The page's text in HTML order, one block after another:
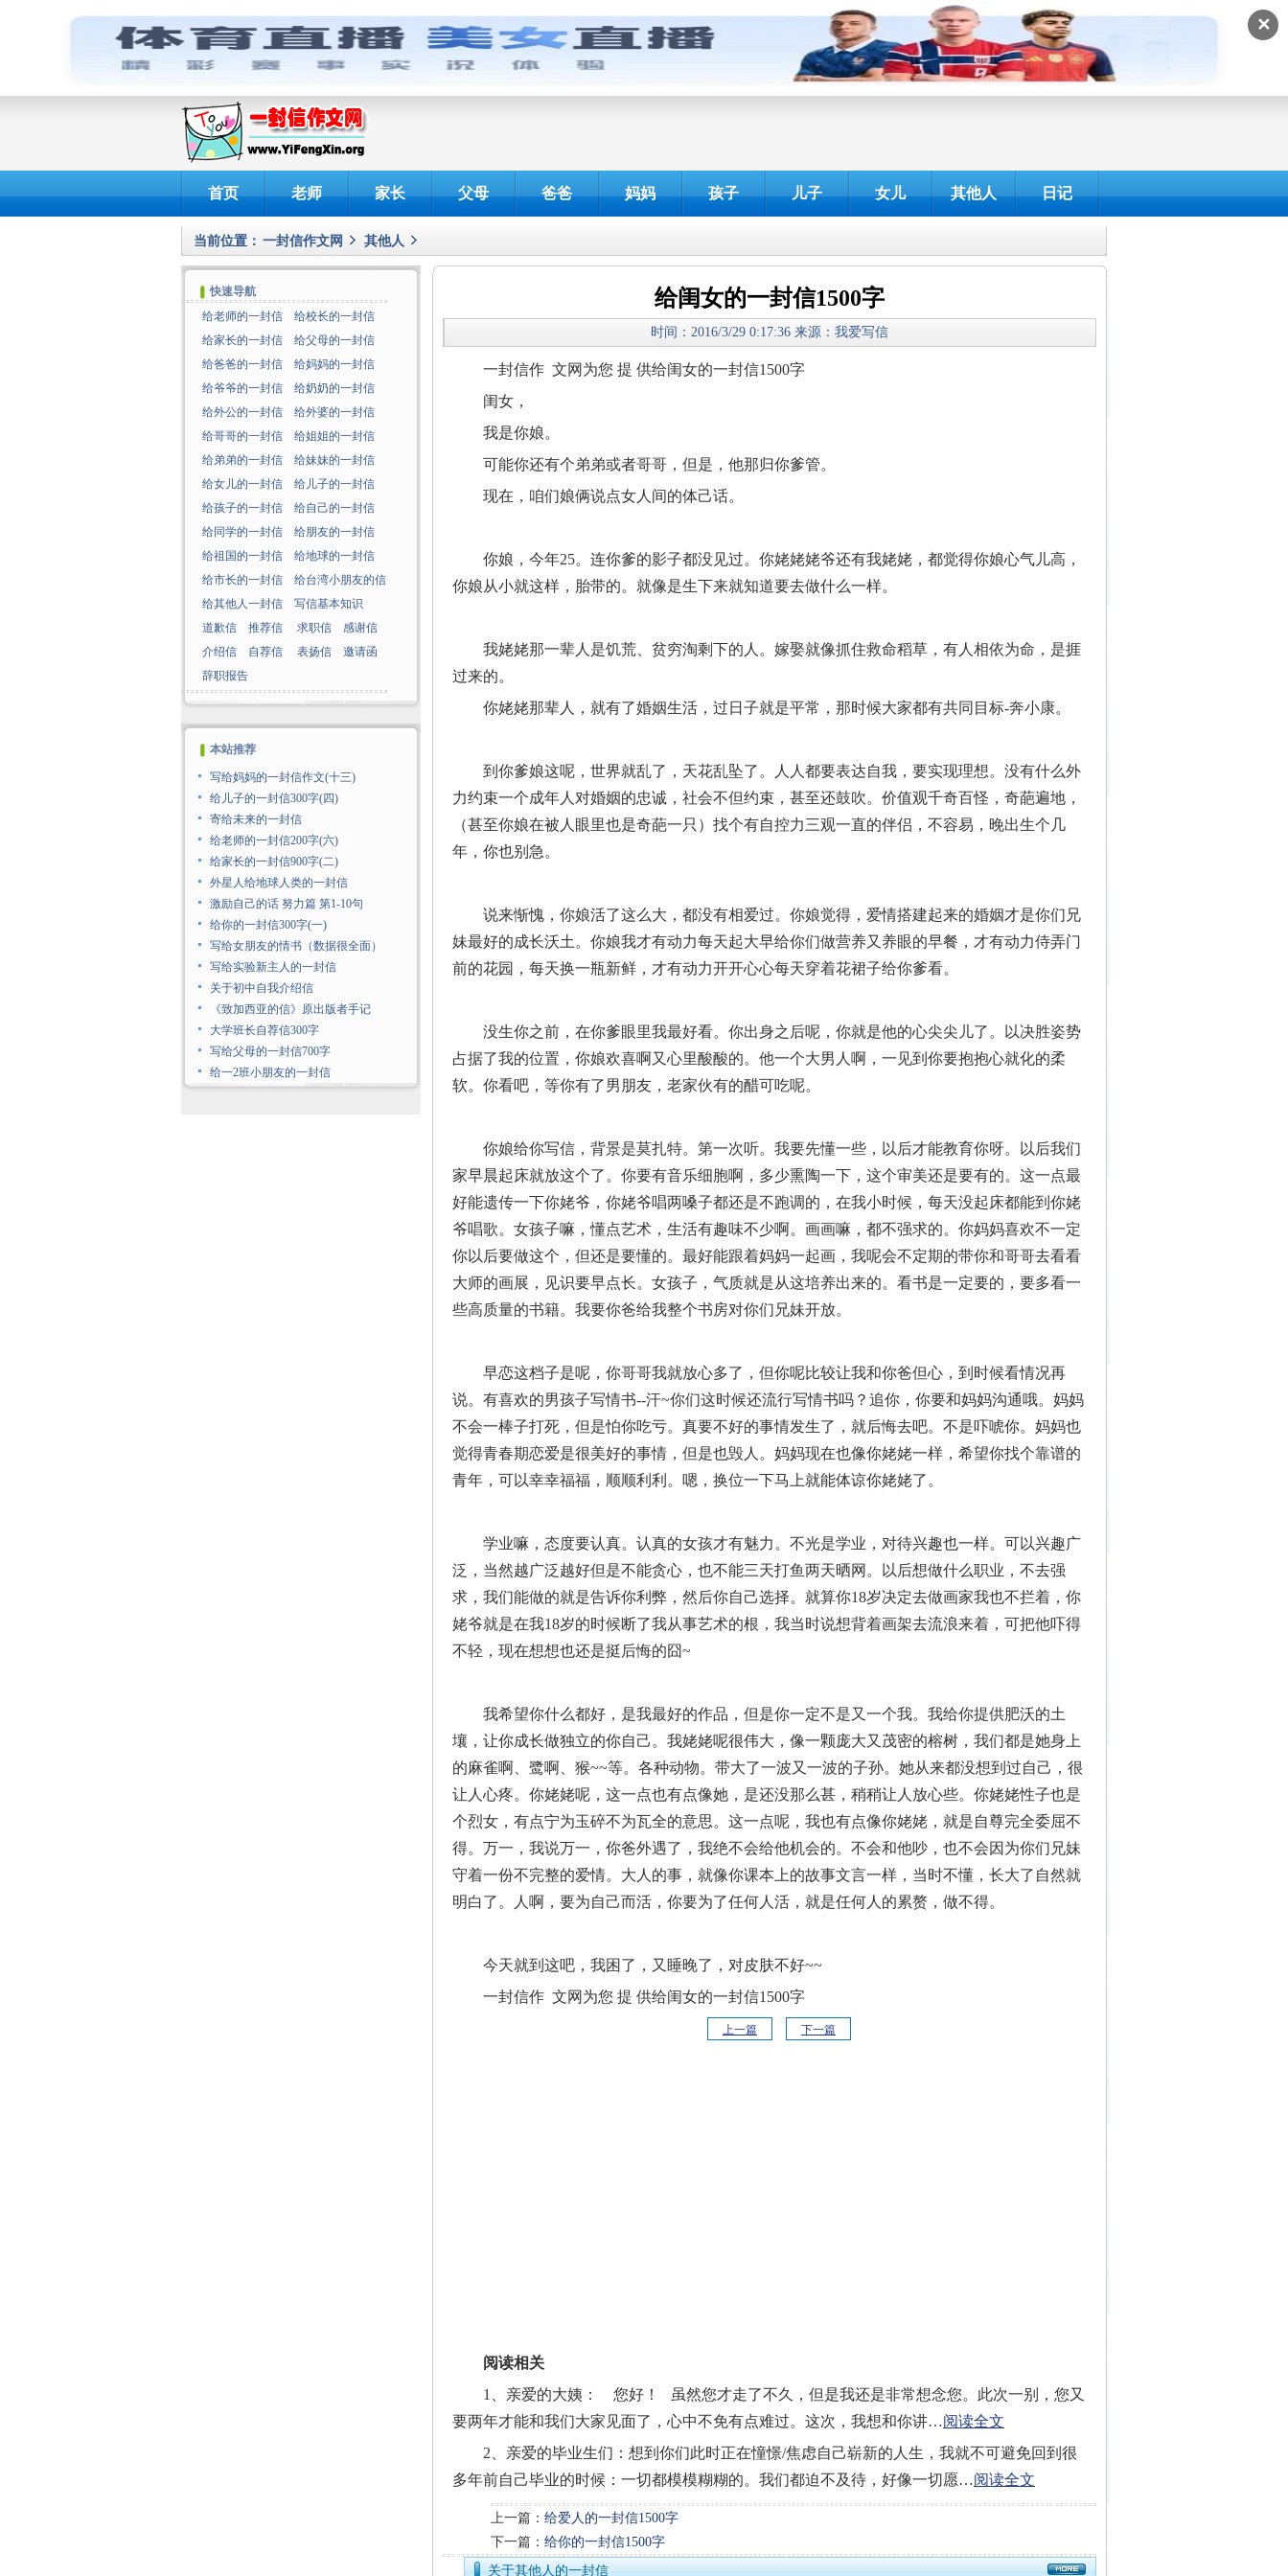
✕
首页 老师 家长 父母 爸爸 妈妈 孩子 儿子 女儿 其他人 日记
当前位置： 一封信作文网 其他人
给闺女的一封信1500字
时间：2016/3/29 0:17:36 来源：我爱写信
一封信作 文网为您 提 供给闺女的一封信1500字
闺女，
我是你娘。
可能你还有个弟弟或者哥哥，但是，他那归你爹管。
现在，咱们娘俩说点女人间的体己话。
你娘，今年25。连你爹的影子都没见过。你姥姥姥爷还有我姥姥，都觉得你娘心气儿高，
你娘从小就这样，胎带的。就像是生下来就知道要去做什么一样。
我姥姥那一辈人是饥荒、贫穷淘剩下的人。嫁娶就像抓住救命稻草，有人相依为命，是捱
过来的。
你姥姥那辈人，就有了婚姻生活，过日子就是平常，那时候大家都有共同目标-奔小康。
到你爹娘这呢，世界就乱了，天花乱坠了。人人都要表达自我，要实现理想。没有什么外
力约束一个成年人对婚姻的忠诚，社会不但约束，甚至还鼓吹。价值观千奇百怪，奇葩遍地，
（甚至你娘在被人眼里也是奇葩一只）找个有自控力三观一直的伴侣，不容易，晚出生个几
年，你也别急。
说来惭愧，你娘活了这么大，都没有相爱过。你娘觉得，爱情搭建起来的婚姻才是你们兄
妹最好的成长沃土。你娘我才有动力每天起大早给你们做营养又养眼的早餐，才有动力侍弄门
前的花园，每天换一瓶新鲜，才有动力开开心心每天穿着花裙子给你爹看。
没生你之前，在你爹眼里我最好看。你出身之后呢，你就是他的心尖尖儿了。以决胜姿势
占据了我的位置，你娘欢喜啊又心里酸酸的。他一个大男人啊，一见到你要抱抱心就化的柔
软。你看吧，等你有了男朋友，老家伙有的醋可吃呢。
你娘给你写信，背景是莫扎特。第一次听。我要先懂一些，以后才能教育你呀。以后我们
家早晨起床就放这个了。你要有音乐细胞啊，多少熏陶一下，这个审美还是要有的。这一点最
好能遗传一下你姥爷，你姥爷唱两嗓子都还是不跑调的，在我小时候，每天没起床都能到你姥
爷唱歌。女孩子嘛，懂点艺术，生活有趣味不少啊。画画嘛，都不强求的。你妈妈喜欢不一定
你以后要做这个，但还是要懂的。最好能跟着妈妈一起画，我呢会不定期的带你和哥哥去看看
大师的画展，见识要早点长。女孩子，气质就是从这培养出来的。看书是一定要的，要多看一
些高质量的书籍。我要你爸给我整个书房对你们兄妹开放。
早恋这档子是呢，你哥哥我就放心多了，但你呢比较让我和你爸但心，到时候看情况再
说。有喜欢的男孩子写情书--汗~你们这时候还流行写情书吗？追你，你要和妈妈沟通哦。妈妈
不会一棒子打死，但是怕你吃亏。真要不好的事情发生了，就后悔去吧。不是吓唬你。妈妈也
觉得青春期恋爱是很美好的事情，但是也毁人。妈妈现在也像你姥姥一样，希望你找个靠谱的
青年，可以幸幸福福，顺顺利利。嗯，换位一下马上就能体谅你姥姥了。
学业嘛，态度要认真。认真的女孩才有魅力。不光是学业，对待兴趣也一样。可以兴趣广
泛，当然越广泛越好但是不能贪心，也不能三天打鱼两天晒网。以后想做什么职业，不去强
求，我们能做的就是告诉你利弊，然后你自己选择。就算你18岁决定去做画家我也不拦着，你
姥爷就是在我18岁的时候断了我从事艺术的根，我当时说想背着画架去流浪来着，可把他吓得
不轻，现在想想也还是挺后悔的囧~
我希望你什么都好，是我最好的作品，但是你一定不是又一个我。我给你提供肥沃的土
壤，让你成长做独立的你自己。我姥姥呢很伟大，像一颗庞大又茂密的榕树，我们都是她身上
的麻雀啊、鹭啊、猴~~等。各种动物。带大了一波又一波的子孙。她从来都没想到过自己，很
让人心疼。你姥姥呢，这一点也有点像她，是还没那么甚，稍稍让人放心些。你姥姥性子也是
个烈女，有点宁为玉碎不为瓦全的意思。这一点呢，我也有点像你姥姥，就是自尊完全委屈不
得。万一，我说万一，你爸外遇了，我绝不会给他机会的。不会和他吵，也不会因为你们兄妹
守着一份不完整的爱情。大人的事，就像你课本上的故事文言一样，当时不懂，长大了自然就
明白了。人啊，要为自己而活，你要为了任何人活，就是任何人的累赘，做不得。
今天就到这吧，我困了，又睡晚了，对皮肤不好~~
一封信作 文网为您 提 供给闺女的一封信1500字
上一篇 下一篇
阅读相关
1、亲爱的大姨： 您好！ 虽然您才走了不久，但是我还是非常想念您。此次一别，您又
要两年才能和我们大家见面了，心中不免有点难过。这次，我想和你讲…阅读全文
2、亲爱的毕业生们：想到你们此时正在憧憬/焦虑自己崭新的人生，我就不可避免回到很
多年前自己毕业的时候：一切都模模糊糊的。我们都迫不及待，好像一切愿…阅读全文
上一篇： 给爱人的一封信1500字
下一篇： 给你的一封信1500字
关于其他人的一封信
快速导航
给老师的一封信
给校长的一封信
给家长的一封信
给父母的一封信
给爸爸的一封信
给妈妈的一封信
给爷爷的一封信
给奶奶的一封信
给外公的一封信
给外婆的一封信
给哥哥的一封信
给姐姐的一封信
给弟弟的一封信
给妹妹的一封信
给女儿的一封信
给儿子的一封信
给孩子的一封信
给自己的一封信
给同学的一封信
给朋友的一封信
给祖国的一封信
给地球的一封信
给市长的一封信
给台湾小朋友的信
给其他人一封信
写信基本知识
道歉信
推荐信 求职信
感谢信
介绍信
自荐信 表扬信
邀请函
辞职报告
本站推荐
写给妈妈的一封信作文(十三)
给儿子的一封信300字(四)
寄给未来的一封信
给老师的一封信200字(六)
给家长的一封信900字(二)
外星人给地球人类的一封信
激励自己的话 努力篇 第1-10句
给你的一封信300字(一)
写给女朋友的情书（数据很全面）
写给实验新主人的一封信
关于初中自我介绍信
《致加西亚的信》原出版者手记
大学班长自荐信300字
写给父母的一封信700字
给一2班小朋友的一封信